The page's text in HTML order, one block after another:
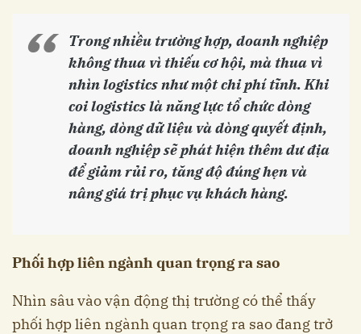
Trong nhiều trường hợp, doanh nghiệp
không thua vì thiếu cơ hội, mà thua vì
nhìn logistics như một chi phí tĩnh. Khi
coi logistics là năng lực tổ chức dòng
hàng, dòng dữ liệu và dòng quyết định,
doanh nghiệp sẽ phát hiện thêm dư địa
để giảm rủi ro, tăng độ đúng hẹn và
nâng giá trị phục vụ khách hàng.
Phối hợp liên ngành quan trọng ra sao
Nhìn sâu vào vận động thị trường có thể thấy
phối hợp liên ngành quan trọng ra sao đang trở